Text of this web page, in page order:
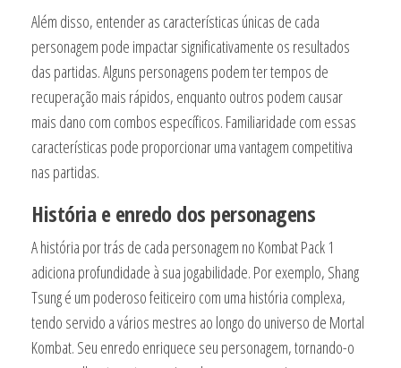
Além disso, entender as características únicas de cada
personagem pode impactar significativamente os resultados
das partidas. Alguns personagens podem ter tempos de
recuperação mais rápidos, enquanto outros podem causar
mais dano com combos específicos. Familiaridade com essas
características pode proporcionar uma vantagem competitiva
nas partidas.
História e enredo dos personagens
A história por trás de cada personagem no Kombat Pack 1
adiciona profundidade à sua jogabilidade. Por exemplo, Shang
Tsung é um poderoso feiticeiro com uma história complexa,
tendo servido a vários mestres ao longo do universo de Mortal
Kombat. Seu enredo enriquece seu personagem, tornando-o